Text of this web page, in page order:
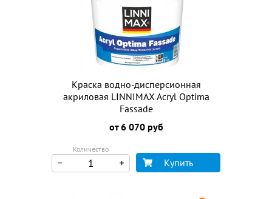
Краска водно-дисперсионная
акриловая LINNIMAX Acryl Optima
Fassade
от 6 070 руб
Количество
Купить